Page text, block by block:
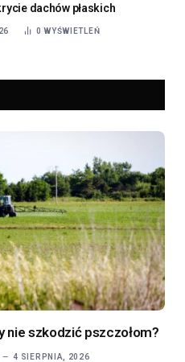
dachów płaskich
0WYŚWIETLEŃ
nie szkodzić pszczołom?
4 SIERPNIA, 2026